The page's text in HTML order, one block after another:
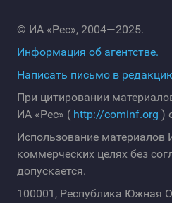
© ИА «Рес», 2004—2025.
Информация об агентстве.
Написать письмо в
При цитировании
ИА «Рес» ( http://cominf.org )
Использование материалов
коммерческих целях без
допускается.
100001, Республика Южная